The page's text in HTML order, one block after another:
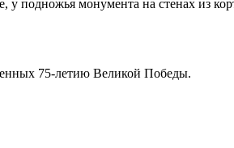
подножья монумента на стенах из
75-летию Великой Победы.